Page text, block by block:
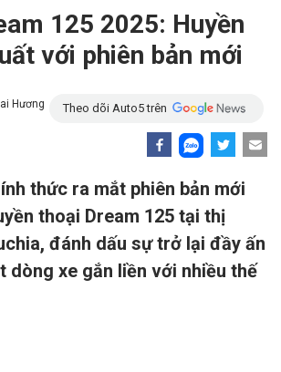
125 2025: Huyền
với phiên bản mới
Hương Theo dõi Auto5 trên
thức ra mắt phiên bản mới
thoại Dream 125 tại thị
đánh dấu sự trở lại đầy ấn
dòng xe gắn liền với nhiều thế